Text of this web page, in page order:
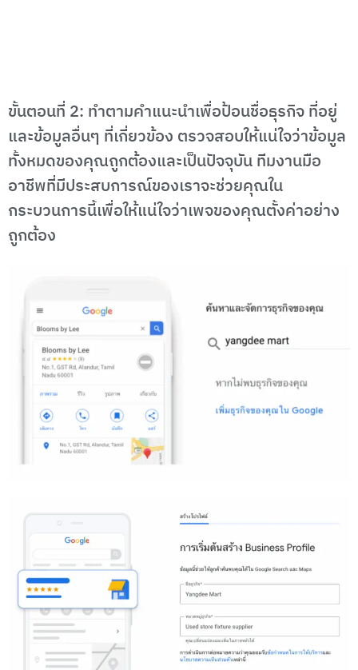
ขั้นตอนที่ 2: ทำตามคำแนะนำเพื่อป้อนชื่อธุรกิจ ที่อยู่
และข้อมูลอื่นๆ ที่เกี่ยวข้อง ตรวจสอบให้แน่ใจว่าข้อมูล
ทั้งหมดของคุณถูกต้องและเป็นปัจจุบัน ทีมงานมือ
อาชีพที่มีประสบการณ์ของเราจะช่วยคุณใน
กระบวนการนี้เพื่อให้แน่ใจว่าเพจของคุณตั้งค่าอย่าง
ถูกต้อง